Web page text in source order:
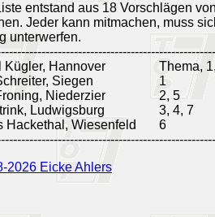
entstand aus 18 Vorschlägen
Jeder kann mitmachen, muss
unterwerfen.
Kügler, Hannover
Thema,
Siegen
1
Niederzier
2, 5
Ludwigsburg
3, 4, 7
Hackethal, Wiesenfeld
6
2026 Eicke Ahlers